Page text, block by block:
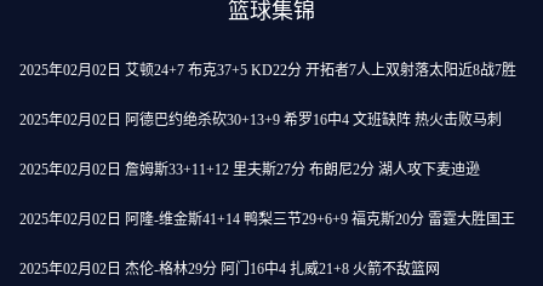
篮球集锦
2025年02月02日 艾顿24+7 布克37+5 KD22分 开拓者7人上双射落太阳近8战7胜
2025年02月02日 阿德巴约绝杀砍30+13+9 希罗16中4 文班缺阵 热火击败马刺
2025年02月02日 詹姆斯33+11+12 里夫斯27分 布朗尼2分 湖人攻下麦迪逊
2025年02月02日 阿隆-维金斯41+14 鸭梨三节29+6+9 福克斯20分 雷霆大胜国王
2025年02月02日 杰伦-格林29分 阿门16中4 扎威21+8 火箭不敌篮网